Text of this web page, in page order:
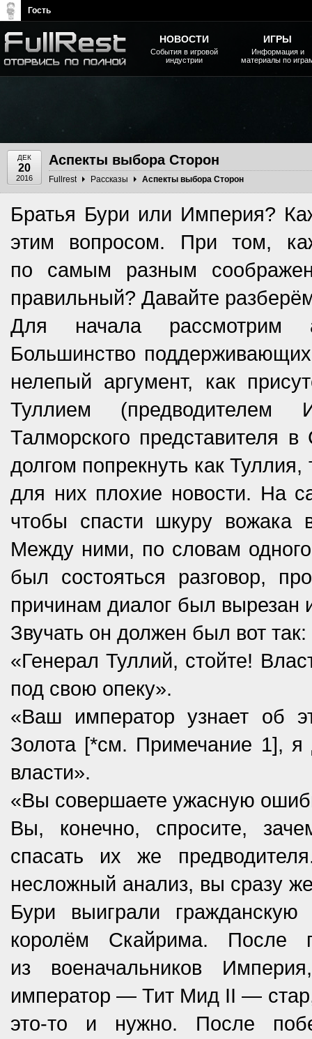
ДЕК
20
2016
Аспекты выбора Сторон
Fullrest Рассказы Аспекты выбора Сторон
Братья Бури или Империя?
этим вопросом. При том,
по самым разным
правильный? Давайте­
Для начала рассмотрим
Большинство
нелепый аргумент, как
Туллием
Талморского представителя
долгом попрекнуть как
для них плохие новости. На
чтобы спасти шкуру вожака
Между ними, по словам
был ­состояться разговор,
причинам диалог был вырезан
Звучать он должен был вот так:­
«Генерал Туллий, стойте!
под свою опеку».
«Ваш император узнает об
Золота [*см. Приме­чание 1], я
власти».
«Вы совершаете ужасную
Вы, конечно, спросите,
спасать их же
несложный анализ, вы сразу
Бури выиграл­и
королём Скайрима. После
из военачальников
император — Тит Мид II —
это-то и нужно. После
НОВОСТИ
События в игровой
индустрии
ИГРЫ
Информация и
материалы по
Гость